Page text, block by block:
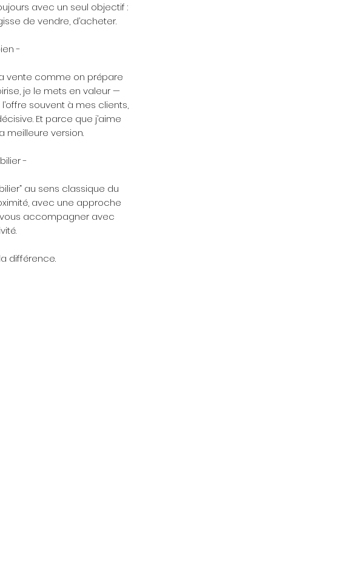
avec un seul objectif :
de vendre, d’acheter.
-
vente comme on prépare
je le mets en valeur —
souvent à mes clients,
Et parce que j’aime
meilleure version.
-
au sens classique du
avec une approche
vous accompagner avec
différence.